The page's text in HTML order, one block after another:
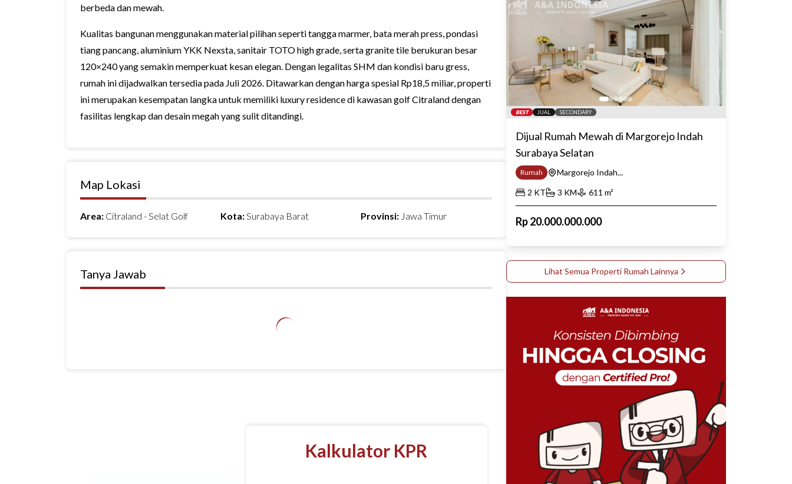
Kalkulator KPR
berbeda dan mewah.
Kualitas bangunan menggunakan material pilihan seperti tangga marmer, bata merah press, pondasi
tiang pancang, aluminium YKK Nexsta, sanitair TOTO high grade, serta granite tile berukuran besar
120×240 yang semakin memperkuat kesan elegan. Dengan legalitas SHM dan kondisi baru gress,
rumah ini dijadwalkan tersedia pada Juli 2026. Ditawarkan dengan harga spesial Rp18,5 miliar, properti
ini merupakan kesempatan langka untuk memiliki luxury residence di kawasan golf Citraland dengan
fasilitas lengkap dan desain megah yang sulit ditandingi.
Map Lokasi
Area: Citraland - Selat Golf Kota:Surabaya Barat Provinsi: Jawa Timur
Tanya Jawab
BEST JUAL SECONDARY
Dijual Rumah Mewah di Margorejo Indah
Surabaya Selatan
Rumah
Margorejo Indah...
2 KT 3 KM 611 m²
Rp20.000.000.000
Lihat Semua Properti Rumah Lainnya